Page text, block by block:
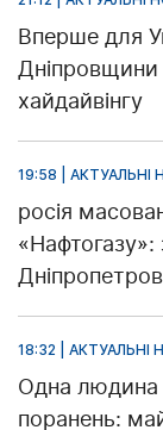
Вперше для
Дніпровщини
хайдайвінгу
19:58 | АКТУАЛЬНІ
росія
18:32 | АКТУАЛЬНІ
Одна людина
поранень: